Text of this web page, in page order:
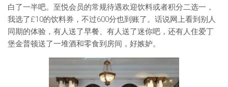
白了一半吧。至悦会员的常规待遇欢迎饮料或者积分二选一，
我选了£10的饮料券，不过600分也到账了。话说网上看到别人
同期的体验，有人送了早餐、有人送了迷你吧，还有人住爱丁
堡金普顿送了一堆酒和零食到房间，好嫉妒。